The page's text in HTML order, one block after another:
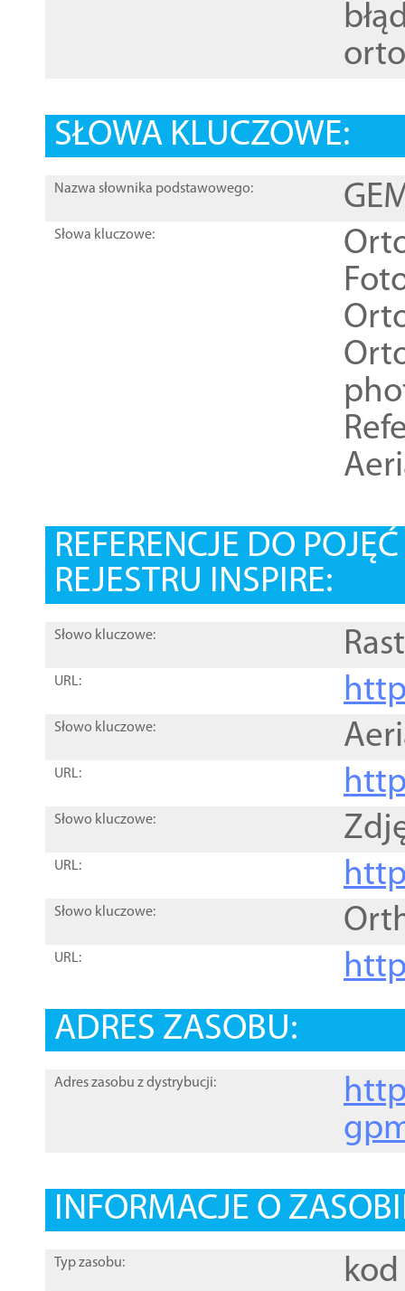
SŁOWA KLUCZOWE:
Nazwa słownika podstawowego:
Słowa kluczowe:
REFERENCJE DO
REJESTRU INSPIRE:
Słowo kluczowe:
URL:
Słowo kluczowe:
URL:
Słowo kluczowe:
URL:
Słowo kluczowe:
URL:
ADRES ZASOBU:
Adres zasobu z dystrybucji:
INFORMACJE O
Typ zasobu: kod